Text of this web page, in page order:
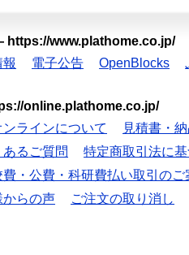
https://www.plathome.co.jp/
電子公告 OpenBlocks
online.plathome.co.jp/
ラインについて
見積書・
あるご質問
特定商取引法に
費・公費・科研費払い取引のご
からの声 ご注文の取り消し